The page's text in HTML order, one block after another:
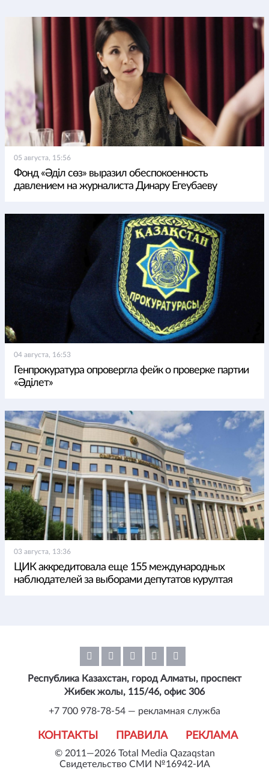
05 августа, 15:56
Фонд «Әділ сөз» выразил обеспокоенность
давлением на журналиста Динару Егеубаеву
04 августа, 16:53
Генпрокуратура опровергла фейк о проверке партии
«Әділет»
03 августа, 13:36
ЦИК аккредитовала еще 155 международных
наблюдателей за выборами депутатов курултая
© 2011—2026 Total Media Qazaqstan
Свидетельство СМИ №16942-ИА
КОНТАКТЫ ПРАВИЛА РЕКЛАМА
Республика Казахстан, город Алматы, проспект
Жибек жолы, 115/46, офис 306
+7 700 978-78-54 — рекламная служба